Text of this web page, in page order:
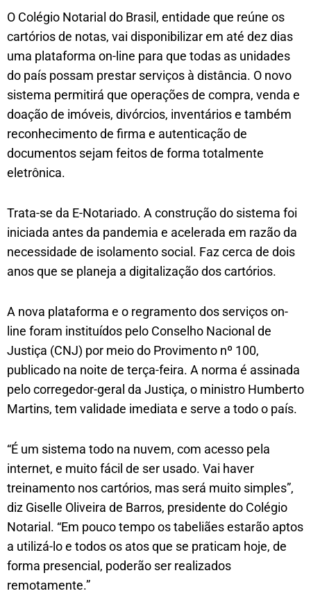
O Colégio Notarial do Brasil, entidade que reúne os
cartórios de notas, vai disponibilizar em até dez dias
uma plataforma on-line para que todas as unidades
do país possam prestar serviços à distância. O novo
sistema permitirá que operações de compra, venda e
doação de imóveis, divórcios, inventários e também
reconhecimento de firma e autenticação de
documentos sejam feitos de forma totalmente
eletrônica.
Trata-se da E-Notariado. A construção do sistema foi
iniciada antes da pandemia e acelerada em razão da
necessidade de isolamento social. Faz cerca de dois
anos que se planeja a digitalização dos cartórios.
A nova plataforma e o regramento dos serviços on-
line foram instituídos pelo Conselho Nacional de
Justiça (CNJ) por meio do Provimento nº 100,
publicado na noite de terça-feira. A norma é assinada
pelo corregedor-geral da Justiça, o ministro Humberto
Martins, tem validade imediata e serve a todo o país.
“É um sistema todo na nuvem, com acesso pela
internet, e muito fácil de ser usado. Vai haver
treinamento nos cartórios, mas será muito simples”,
diz Giselle Oliveira de Barros, presidente do Colégio
Notarial. “Em pouco tempo os tabeliães estarão aptos
a utilizá-lo e todos os atos que se praticam hoje, de
forma presencial, poderão ser realizados
remotamente.”